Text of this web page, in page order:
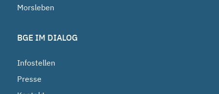
Morsleben
BGE IM DIALOG
Infostellen
Presse